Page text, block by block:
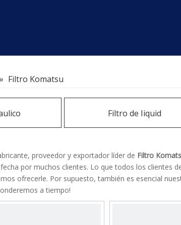
» Filtro Komatsu
Filtro de Iiquid
proveedor y exportador líder de Filtro
por muchos clientes. Lo que todos los clientes
ofrecerle. Por supuesto, también es esencial
a tiempo!